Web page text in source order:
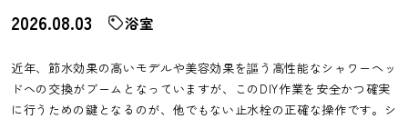
2026.08.03 浴室
近年、節水効果の高いモデルや美容効果を謳う高性能なシャワーヘッ
ドへの交換がブームとなっていますが、このDIY作業を安全かつ確実
に行うための鍵となるのが、他でもない止水栓の正確な操作です。シ